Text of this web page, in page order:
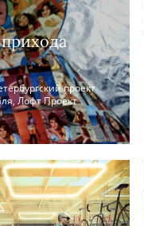
проект
Лофт Проект